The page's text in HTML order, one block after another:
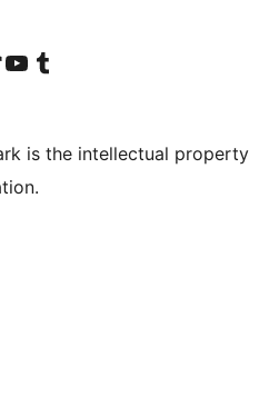
आमच्या यूट्यूब चॅनेलला भेट द्या आमच्या टंबलर खात्याला भेट द्या.
is the intellectual property